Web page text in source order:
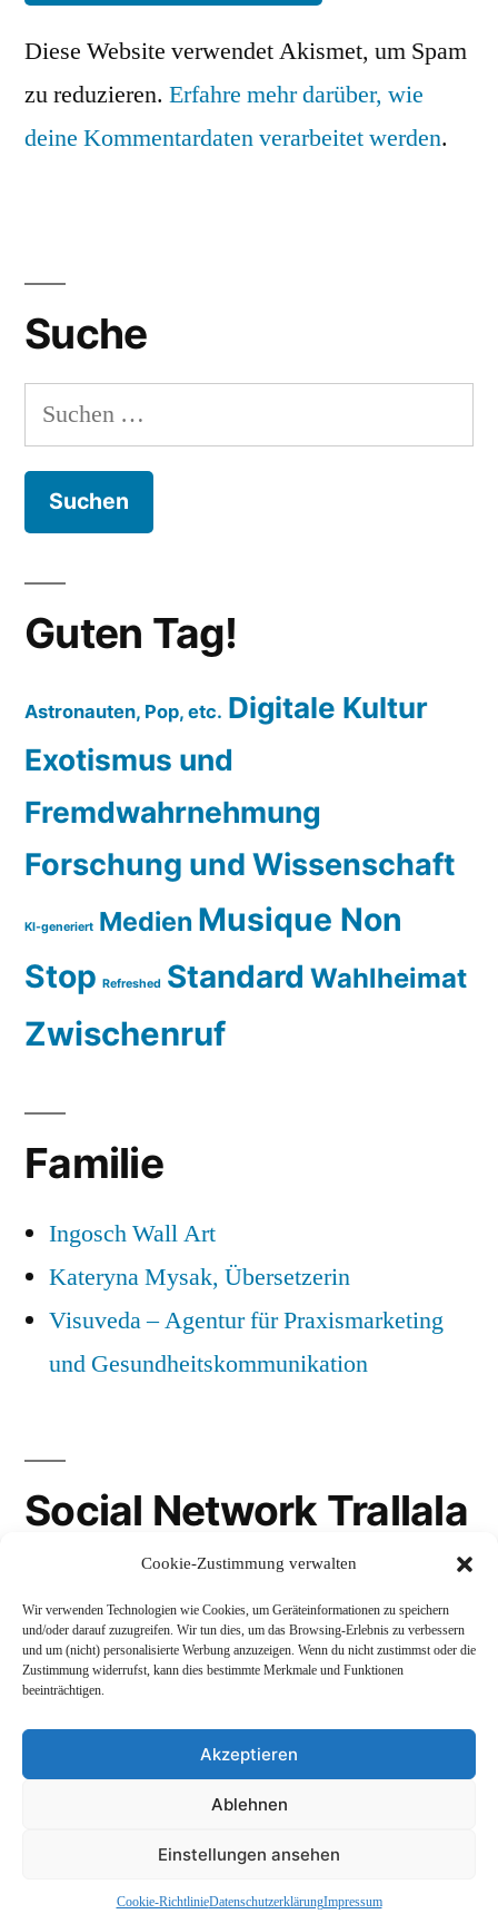
Cookie-Zustimmung verwalten
Wir verwenden Technologien wie Cookies, um Geräteinformationen zu speichern
und/oder darauf zuzugreifen. Wir tun dies, um das Browsing-Erlebnis zu verbessern
und um (nicht) personalisierte Werbung anzuzeigen. Wenn du nicht zustimmst oder die
Zustimmung widerrufst, kann dies bestimmte Merkmale und Funktionen
beeinträchtigen.
Akzeptieren
Ablehnen
Einstellungen ansehen
Cookie-RichtlinieDatenschutzerklärungImpressum
Diese Website verwendet Akismet, um Spam
zu reduzieren. Erfahre mehr darüber, wie
deine Kommentardaten verarbeitet werden.
Suche
Suchen
nach:
Guten Tag!
Astronauten, Pop, etc. Digitale Kultur
Exotismus und
Fremdwahrnehmung
Forschung und Wissenschaft
KI-generiert Medien Musique Non
Stop Refreshed Standard Wahlheimat
Zwischenruf
Familie
Ingosch Wall Art
Kateryna Mysak, Übersetzerin
Visuveda – Agentur für Praxismarketing
und Gesundheitskommunikation
Social Network Trallala
LinkedIn
Mastodon
Stolz präsentiert von WordPress.
Impressum und Rechtliches